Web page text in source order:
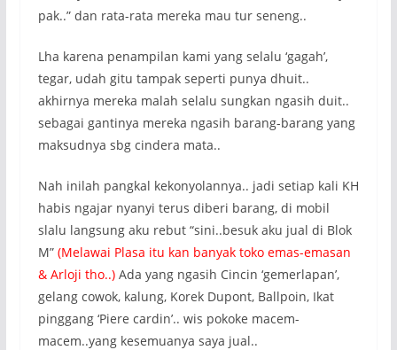
pak..” dan rata-rata mereka mau tur seneng..
Lha karena penampilan kami yang selalu ‘gagah’,
tegar, udah gitu tampak seperti punya dhuit..
akhirnya mereka malah selalu sungkan ngasih duit..
sebagai gantinya mereka ngasih barang-barang yang
maksudnya sbg cindera mata..
Nah inilah pangkal kekonyolannya.. jadi setiap kali KH
habis ngajar nyanyi terus diberi barang, di mobil
slalu langsung aku rebut “sini..besuk aku jual di Blok
M” (Melawai Plasa itu kan banyak toko emas-emasan
& Arloji tho..)Ada yang ngasih Cincin ‘gemerlapan’,
gelang cowok, kalung, Korek Dupont, Ballpoin, Ikat
pinggang ‘Piere cardin’.. wis pokoke macem-
macem..yang kesemuanya saya jual..